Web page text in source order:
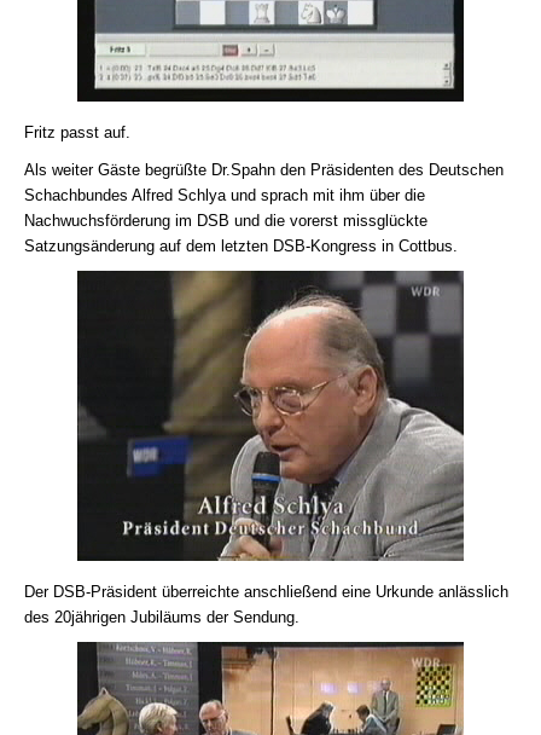
Fritz passt auf.
Als weiter Gäste begrüßte Dr.Spahn den Präsidenten des Deutschen
Schachbundes Alfred Schlya und sprach mit ihm über die
Nachwuchsförderung im DSB und die vorerst missglückte
Satzungsänderung auf dem letzten DSB-Kongress in Cottbus.
Der DSB-Präsident überreichte anschließend eine Urkunde anlässlich
des 20jährigen Jubiläums der Sendung.